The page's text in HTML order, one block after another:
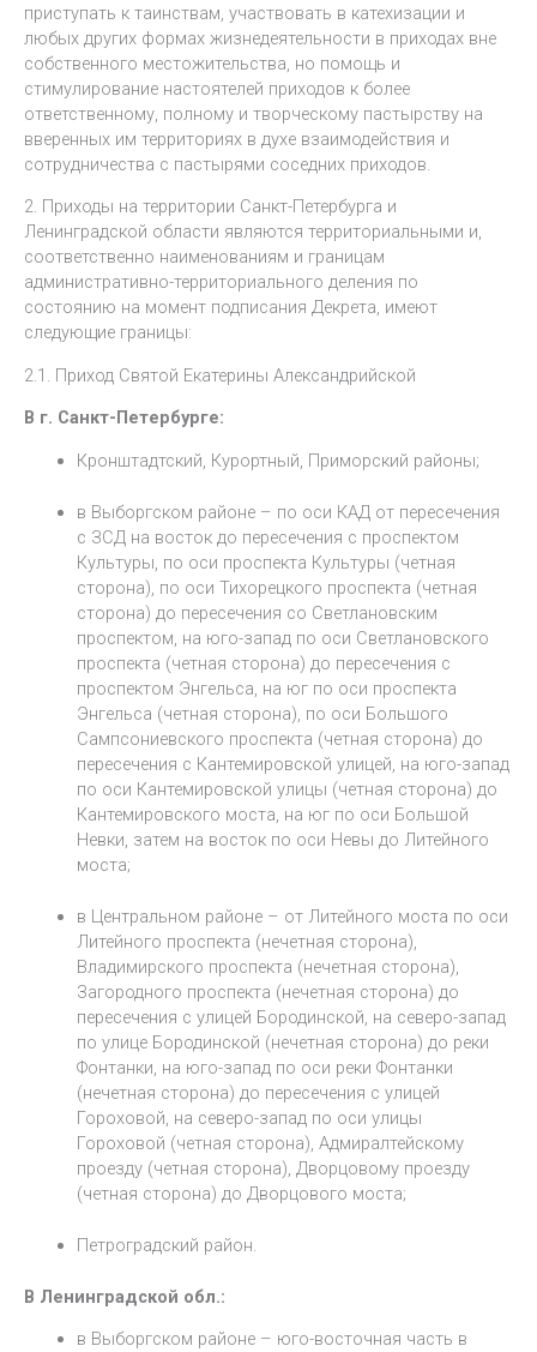
приступать к таинствам, участвовать в катехизации и
любых других формах жизнедеятельности в приходах вне
собственного местожительства, но помощь и
стимулирование настоятелей приходов к более
ответственному, полному и творческому пастырству на
вверенных им территориях в духе взаимодействия и
сотрудничества с пастырями соседних приходов.
2. Приходы на территории Санкт-Петербурга и
Ленинградской области являются территориальными и,
соответственно наименованиям и границам
административно-территориального деления по
состоянию на момент подписания Декрета, имеют
следующие границы:
2.1. Приход Святой Екатерины Александрийской
В г. Санкт-Петербурге:
Кронштадтский, Курортный, Приморский районы;
в Выборгском районе – по оси КАД от пересечения
с ЗСД на восток до пересечения с проспектом
Культуры, по оси проспекта Культуры (четная
сторона), по оси Тихорецкого проспекта (четная
сторона) до пересечения со Светлановским
проспектом, на юго-запад по оси Светлановского
проспекта (четная сторона) до пересечения с
проспектом Энгельса, на юг по оси проспекта
Энгельса (четная сторона), по оси Большого
Сампсониевского проспекта (четная сторона) до
пересечения с Кантемировской улицей, на юго-запад
по оси Кантемировской улицы (четная сторона) до
Кантемировского моста, на юг по оси Большой
Невки, затем на восток по оси Невы до Литейного
моста;
в Центральном районе – от Литейного моста по оси
Литейного проспекта (нечетная сторона),
Владимирского проспекта (нечетная сторона),
Загородного проспекта (нечетная сторона) до
пересечения с улицей Бородинской, на северо-запад
по улице Бородинской (нечетная сторона) до реки
Фонтанки, на юго-запад по оси реки Фонтанки
(нечетная сторона) до пересечения с улицей
Гороховой, на северо-запад по оси улицы
Гороховой (четная сторона), Адмиралтейскому
проезду (четная сторона), Дворцовому проезду
(четная сторона) до Дворцового моста;
Петроградский район.
В Ленинградской обл.:
в Выборгском районе – юго-восточная часть в